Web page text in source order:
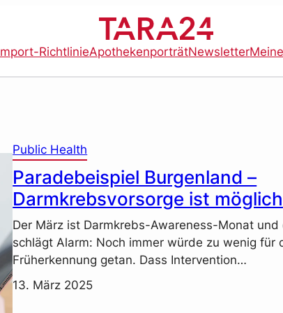
RichtlinieApothekenporträtNewsletter
Public Health
Paradebeispiel Burgenland –
Darmkrebsvorsorge ist möglich
Der März ist Darmkrebs-Awareness-Monat und
schlägt Alarm: Noch immer würde zu wenig für
Früherkennung getan. Dass Intervention…
13. März 2025